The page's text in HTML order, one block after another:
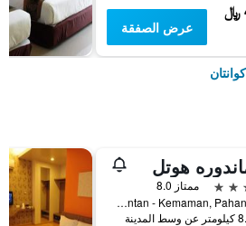
عرض الصفقة
هوتل
ممتاز 8.0
D - 929216, Pantai Beserah,Jalan Kuantan - Kemaman, Pahang, كوانتان, ماليزيا
المدينة